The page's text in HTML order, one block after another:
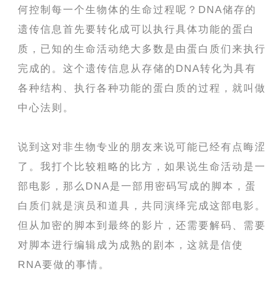
何控制每一个生物体的生命过程呢？DNA储存的
遗传信息首先要转化成可以执行具体功能的蛋白
质，已知的生命活动绝大多数是由蛋白质们来执行
完成的。这个遗传信息从存储的DNA转化为具有
各种结构、执行各种功能的蛋白质的过程，就叫做
中心法则。
说到这对非生物专业的朋友来说可能已经有点晦涩
了。我打个比较粗略的比方，如果说生命活动是一
部电影，那么DNA是一部用密码写成的脚本，蛋
白质们就是演员和道具，共同演绎完成这部电影。
但从加密的脚本到最终的影片，还需要解码、需要
对脚本进行编辑成为成熟的剧本，这就是信使
RNA要做的事情。